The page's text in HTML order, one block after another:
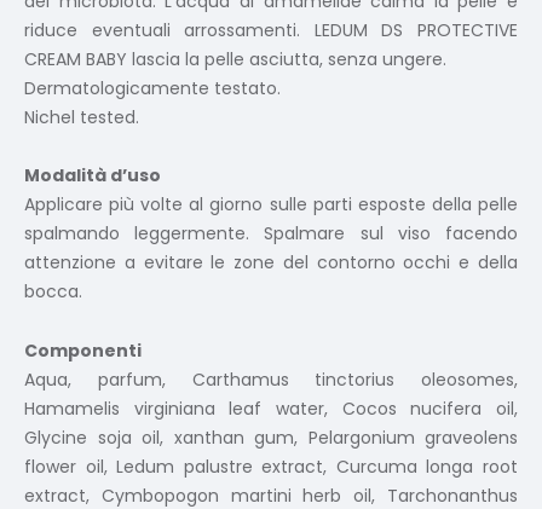
riduce eventuali arrossamenti. LEDUM DS PROTECTIVE
CREAM BABY lascia la pelle asciutta, senza ungere.
Dermatologicamente testato.
Nichel tested.
Modalità d’uso
Applicare più volte al giorno sulle parti esposte della pelle
spalmando leggermente. Spalmare sul viso facendo
attenzione a evitare le zone del contorno occhi e della
bocca.
Componenti
Aqua, parfum, Carthamus tinctorius oleosomes,
Hamamelis virginiana leaf water, Cocos nucifera oil,
Glycine soja oil, xanthan gum, Pelargonium graveolens
flower oil, Ledum palustre extract, Curcuma longa root
extract, Cymbopogon martini herb oil, Tarchonanthus